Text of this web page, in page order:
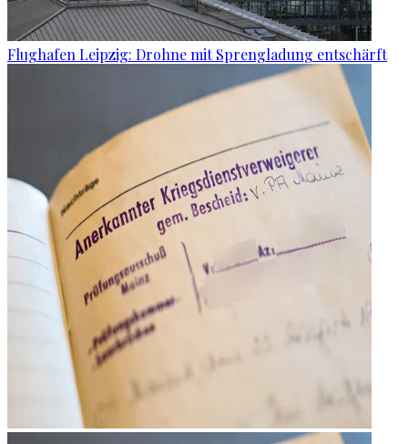
Flughafen Leipzig: Drohne mit Sprengladung entschärft